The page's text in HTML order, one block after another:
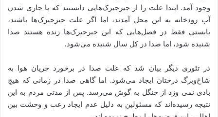
وجود آمد. ابتدا علت را از جیرجیرک‌هایی دانستند که با جاری شدن
آب رودخانه به این محل آمدند، اما اگر علت جیرجیرک‌ها باشند،
بایستی فقط در فصل‌هایی که این جیرجیرک‌ها زنده هستند صدا
شنیده شود، اما صدا در کل سال شنیده می‌شود.
در تئوری دیگر بیان شد که علت صدا در برخورد جریان هوا به
شاخ‌وبرگ درختان ایجاد می‌شود. اما گاهی صدا در زمانی که هیچ
بادی نمی وزد از جنگل به گوش می‌رسد. پس از مدتی مردم به این
نتیجه رسیده‌اند که مسئولین به دلیل عدم ایجاد رعب و وحشت بین